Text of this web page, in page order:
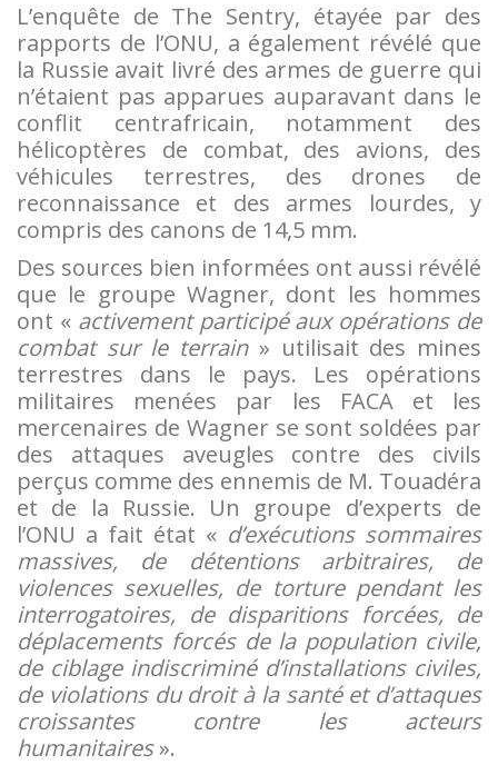
L’enquête de The Sentry, étayée par des
rapports de l’ONU, a également révélé que
la Russie avait livré des armes de guerre qui
n’étaient pas apparues auparavant dans le
conflit centrafricain, notamment des
hélicoptères de combat, des avions, des
véhicules terrestres, des drones de
reconnaissance et des armes lourdes, y
compris des canons de 14,5 mm.
Des sources bien informées ont aussi révélé
que le groupe Wagner, dont les hommes
ont « activement participé aux opérations de
combat sur le terrain » utilisait des mines
terrestres dans le pays. Les opérations
militaires menées par les FACA et les
mercenaires de Wagner se sont soldées par
des attaques aveugles contre des civils
perçus comme des ennemis de M. Touadéra
et de la Russie. Un groupe d’experts de
l’ONU a fait état « d’exécutions sommaires
massives, de détentions arbitraires, de
violences sexuelles, de torture pendant les
interrogatoires, de disparitions forcées, de
déplacements forcés de la population civile,
de ciblage indiscriminé d’installations civiles,
de violations du droit à la santé et d’attaques
croissantes contre les acteurs
humanitaires».